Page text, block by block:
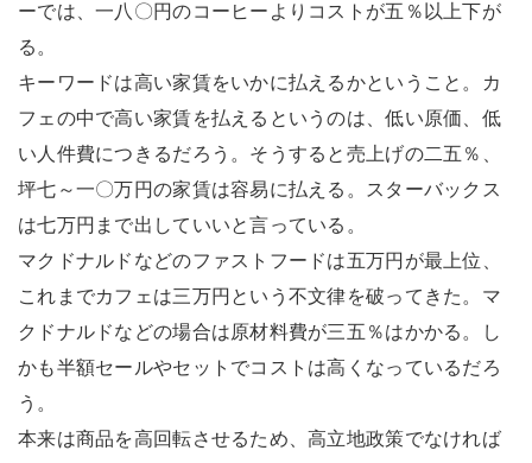
ーでは、一八〇円のコーヒーよりコストが五％以上下が
る。
キーワードは高い家賃をいかに払えるかということ。カ
フェの中で高い家賃を払えるというのは、低い原価、低
い人件費につきるだろう。そうすると売上げの二五％、
坪七～一〇万円の家賃は容易に払える。スターバックス
は七万円まで出していいと言っている。
マクドナルドなどのファストフードは五万円が最上位、
これまでカフェは三万円という不文律を破ってきた。マ
クドナルドなどの場合は原材料費が三五％はかかる。し
かも半額セールやセットでコストは高くなっているだろ
う。
本来は商品を高回転させるため、高立地政策でなければ